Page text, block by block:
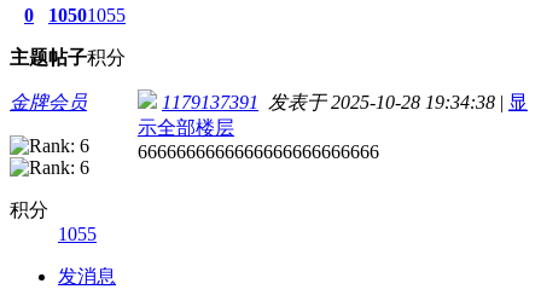
0
主题
1050
帖子
1055
积分
金牌会员
积分
1055
发消息
1179137391 发表于 2025-10-28 19:34:38 | 显
示全部楼层
6666666666666666666666666